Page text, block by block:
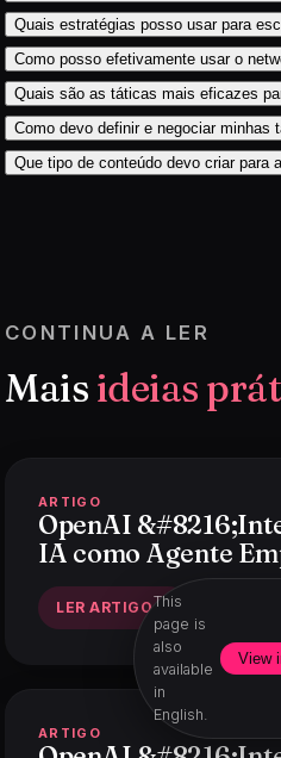
This
page is
also
available
in
English.
View
Quais estratégias posso usar para
Como posso efetivamente usar o
Quais são as táticas mais eficazes
Como devo definir e negociar minhas
Que tipo de conteúdo devo criar para
CONTINUA A LER
Mais ideias
ARTIGO
OpenAI
IA como Agente
LER ARTIGO
ARTIGO